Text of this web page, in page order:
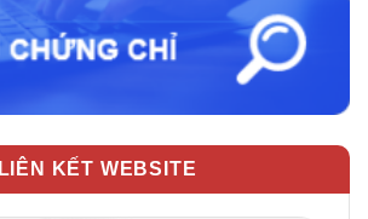
LIÊN KẾT WEBSITE